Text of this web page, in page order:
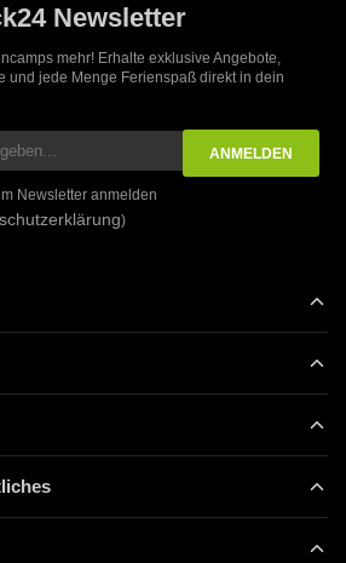
Newsletter
mehr! Erhalte exklusive Angebote,
und jede Menge Ferienspaß direkt in dein
Newsletter anmelden
)